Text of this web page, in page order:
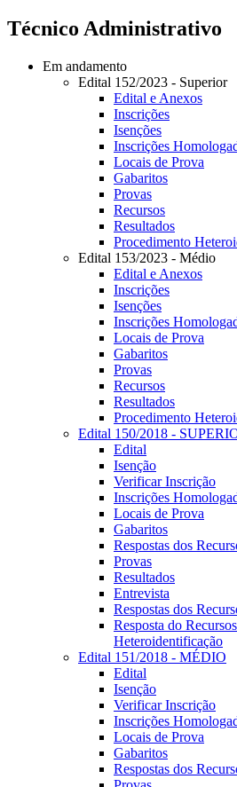
Técnico Administrativo
Em andamento
Edital 152/2023 - Superior
Edital e Anexos
Inscrições
Isenções
Inscrições
Locais de Prova
Gabaritos
Provas
Recursos
Resultados
Procedimento
Edital 153/2023 - Médio
Edital e Anexos
Inscrições
Isenções
Inscrições
Locais de Prova
Gabaritos
Provas
Recursos
Resultados
Procedimento
Edital 150/2018 -
Edital
Isenção
Verificar Inscrição
Inscrições
Locais de Prova
Gabaritos
Respostas dos
Provas
Resultados
Entrevista
Respostas dos
Resposta do
Heteroidentificação
Edital 151/2018 - MÉDIO
Edital
Isenção
Verificar Inscrição
Inscrições
Locais de Prova
Gabaritos
Respostas dos